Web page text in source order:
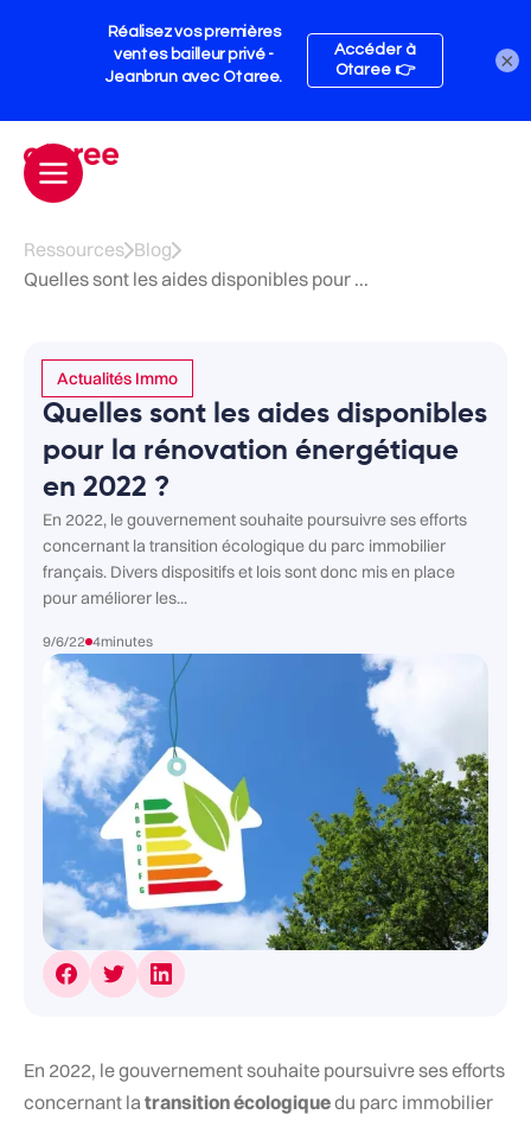
Ressources Blog
Quelles sont les aides disponibles pour ...
Actualités Immo
Quelles sont les aides disponibles
pour la rénovation énergétique
en 2022 ?
En 2022, le gouvernement souhaite poursuivre ses efforts
concernant la transition écologique du parc immobilier
français. Divers dispositifs et lois sont donc mis en place
pour améliorer les...
9/6/22 4minutes
En 2022, le gouvernement souhaite poursuivre ses efforts
concernant la transition écologiquedu parc immobilier
×